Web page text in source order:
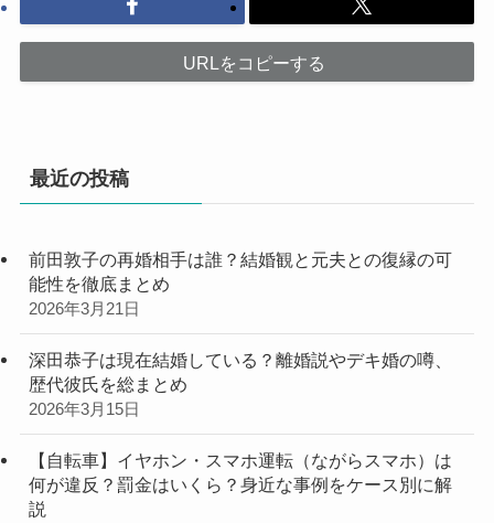
URLをコピーする
最近の投稿
前田敦子の再婚相手は誰？結婚観と元夫との復縁の可
能性を徹底まとめ
2026年3月21日
深田恭子は現在結婚している？離婚説やデキ婚の噂、
歴代彼氏を総まとめ
2026年3月15日
【自転車】イヤホン・スマホ運転（ながらスマホ）は
何が違反？罰金はいくら？身近な事例をケース別に解
説